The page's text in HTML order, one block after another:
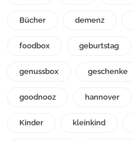
Bücher demenz
foodbox geburtstag
genussbox geschenke
goodnooz hannover
Kinder kleinkind